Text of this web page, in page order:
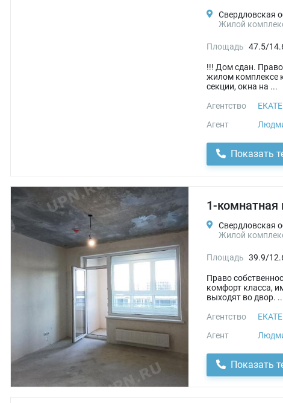
Свердловская
Жилой
Площадь 47.5/
!!! Дом сдан.
жилом комплексе
секции, окна на ...
Агентство
Агент
Показать
1-комнатная
Свердловская
Жилой
Площадь 39.9/
Право
комфорт класса,
выходят во двор.
Агентство
Агент
Показать